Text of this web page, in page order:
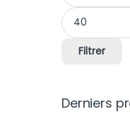
Filtrer
Derniers